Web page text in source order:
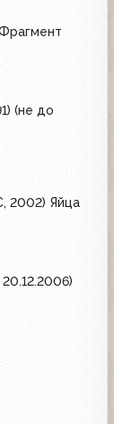
(не до
2002) Яйца